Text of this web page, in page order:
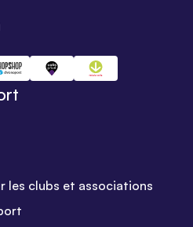
les clubs et associations